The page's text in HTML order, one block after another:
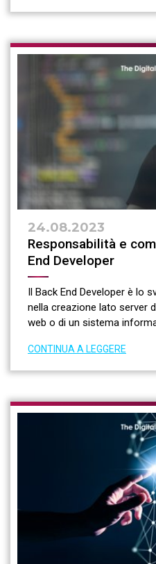
24.08.2023
Responsabilità e
End Developer
Il Back End Developer è lo
nella creazione lato server
web o di un sistema
CONTINUA A LEGGERE